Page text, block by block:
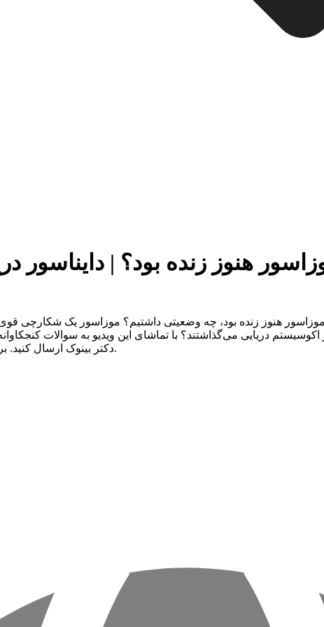
هنوز زنده بود؟ | دایناسور
هنوز زنده بود، چه وضعیتی داشتیم؟ موزاسور یک شکارچی قوی
دریایی می‌گذاشتند؟ با تماشای این ویدیو به سوالات
دکتر بینوک ارسال کنید. برای دیدن ویدیوهای آموزشی و سرگرم‌کننده دیگر، با ما همراه باشید.